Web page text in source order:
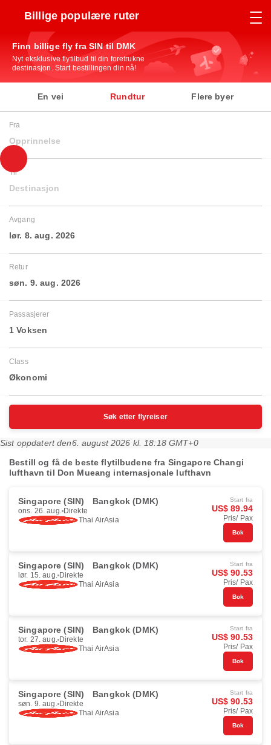
Billige populære ruter
Finn billige fly fra SIN til DMK
Nyt eksklusive flytilbud til din foretrukne
destinasjon. Start bestillingen din nå!
En vei Rundtur Flere byer
Fra
Opprinnelse
Til
Destinasjon
Avgang
lør. 8. aug. 2026
Retur
søn. 9. aug. 2026
Passasjerer
1 Voksen
Class
Økonomi
Søk etter flyreiser
Sist oppdatert den6. august 2026 kl. 18:18 GMT+0
Bestill og få de beste flytilbudene fra Singapore Changi
lufthavn til Don Mueang internasjonale lufthavn
Singapore (SIN) Bangkok (DMK)
ons. 26. aug. Direkte
Thai AirAsia
Start fra
US$ 89.94
Pris/ Pax
Bok
Singapore (SIN) Bangkok (DMK)
lør. 15. aug. Direkte
Thai AirAsia
Start fra
US$ 90.53
Pris/ Pax
Bok
Singapore (SIN) Bangkok (DMK)
tor. 27. aug. Direkte
Thai AirAsia
Start fra
US$ 90.53
Pris/ Pax
Bok
Singapore (SIN) Bangkok (DMK)
søn. 9. aug. Direkte
Thai AirAsia
Start fra
US$ 90.53
Pris/ Pax
Bok